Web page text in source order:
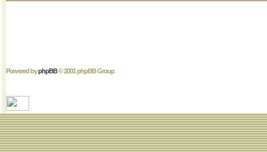
Powered byphpBB© 2001 phpBB Group